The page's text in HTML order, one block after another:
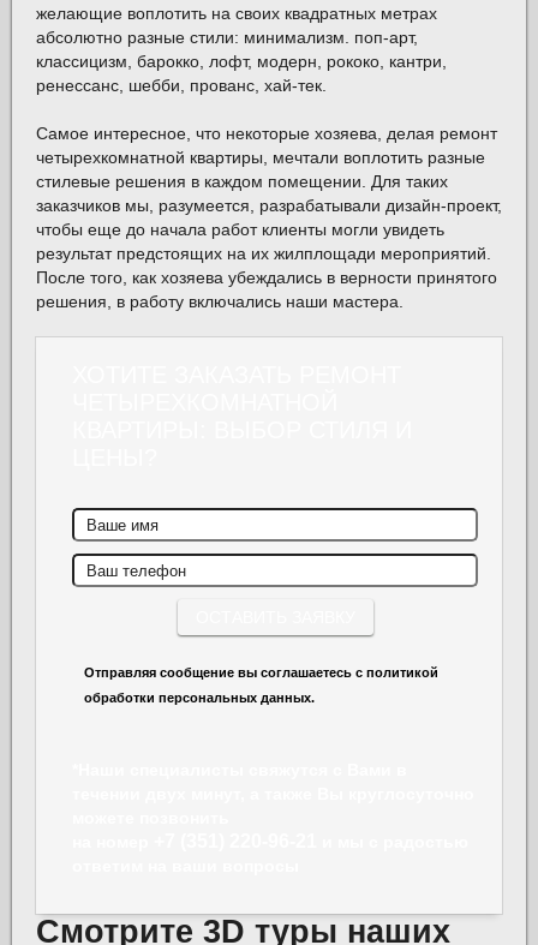
желающие воплотить на своих квадратных метрах
абсолютно разные стили: минимализм. поп-арт,
классицизм, барокко, лофт, модерн, рококо, кантри,
ренессанс, шебби, прованс, хай-тек.
Самое интересное, что некоторые хозяева, делая ремонт
четырехкомнатной квартиры, мечтали воплотить разные
стилевые решения в каждом помещении. Для таких
заказчиков мы, разумеется, разрабатывали дизайн-проект,
чтобы еще до начала работ клиенты могли увидеть
результат предстоящих на их жилплощади мероприятий.
После того, как хозяева убеждались в верности принятого
решения, в работу включались наши мастера.
Отправляя сообщение вы соглашаетесь с политикой
обработки персональных данных.
Смотрите 3D туры наших